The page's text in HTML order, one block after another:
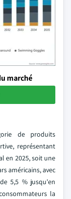
marché
de produits
représentant
en 2025, soit une
américains, avec
5,5 % jusqu'en
la